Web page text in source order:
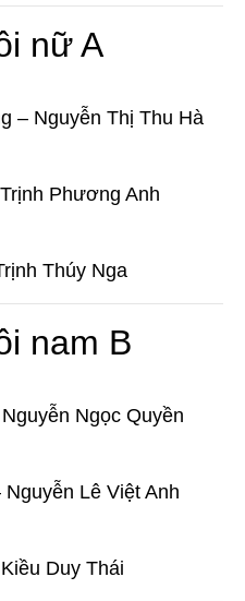
nữ A
– Nguyễn Thị Thu Hà
Phương Anh
Thúy Nga
nam B
Ngọc Quyền
Lê Việt Anh
Duy Thái